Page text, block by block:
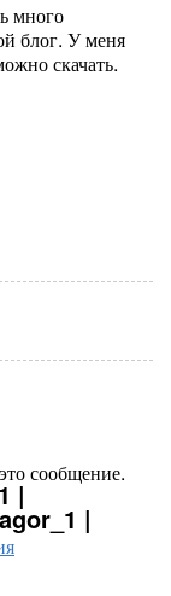
много
блог. У меня
скачать.
сообщение.
|
|